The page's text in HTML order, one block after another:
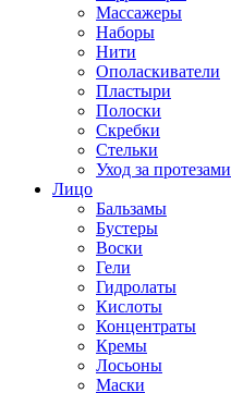
Массажеры
Наборы
Нити
Ополаскиватели
Пластыри
Полоски
Скребки
Стельки
Уход за протезами
Лицо
Бальзамы
Бустеры
Воски
Гели
Гидролаты
Кислоты
Концентраты
Кремы
Лосьоны
Маски